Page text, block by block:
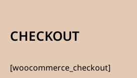
CHECKOUT
[woocommerce_checkout]